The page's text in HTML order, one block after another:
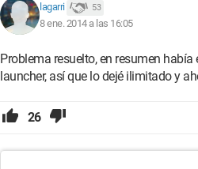
lagarri 53
8 ene. 2014 a las 16:05
Problema resuelto, en resumen
launcher, así que lo dejé ilimitado y
26